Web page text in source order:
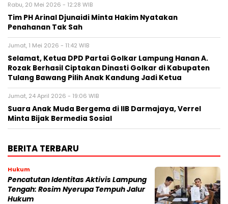
Rabu, 20 Mei 2026 - 12:28 WIB
Tim PH Arinal Djunaidi Minta Hakim Nyatakan
Penahanan Tak Sah
Jumat, 1 Mei 2026 - 11:42 WIB
Selamat, Ketua DPD Partai Golkar Lampung Hanan A.
Rozak Berhasil Ciptakan Dinasti Golkar di Kabupaten
Tulang Bawang Pilih Anak Kandung Jadi Ketua
Jumat, 24 April 2026 - 19:06 WIB
Suara Anak Muda Bergema di IIB Darmajaya, Verrel
Minta Bijak Bermedia Sosial
BERITA TERBARU
Hukum
Pencatutan Identitas Aktivis Lampung
Tengah: Rosim Nyerupa Tempuh Jalur
Hukum